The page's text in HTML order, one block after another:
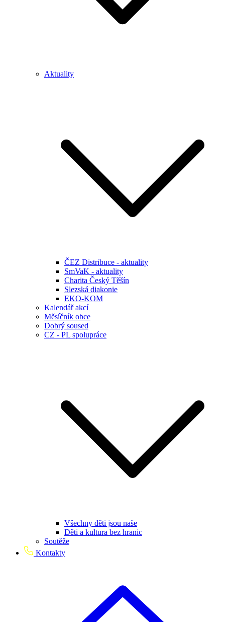
Aktuality
ČEZ Distribuce - aktuality
SmVaK - aktuality
Charita Český Těšín
Slezská diakonie
EKO-KOM
Kalendář akcí
Měsíčník obce
Dobrý soused
CZ - PL spolupráce
Všechny děti jsou naše
Děti a kultura bez hranic
Soutěže
Kontakty